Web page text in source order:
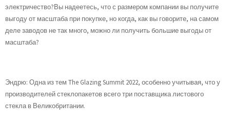
электричество?Вы надеетесь, что с размером компании вы получите
выгоду от масштаба при покупке, но когда, как вы говорите, на самом
деле заводов не так много, можно ли получить большие выгоды от
масштаба?
Эндрю: Одна из тем The Glazing Summit 2022, особенно учитывая, что у
производителей стеклопакетов всего три поставщика листового
стекла в Великобритании.